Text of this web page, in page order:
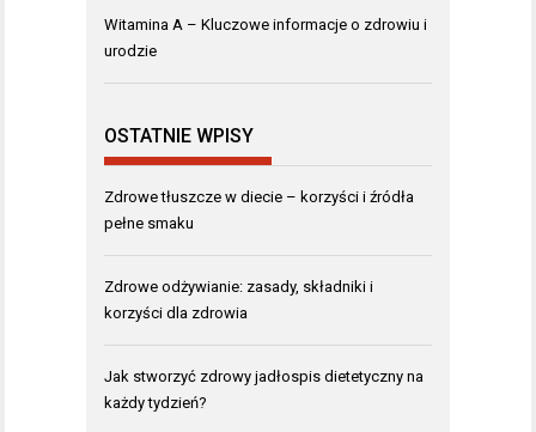
Witamina A – Kluczowe informacje o zdrowiu i
urodzie
OSTATNIE WPISY
Zdrowe tłuszcze w diecie – korzyści i źródła
pełne smaku
Zdrowe odżywianie: zasady, składniki i
korzyści dla zdrowia
Jak stworzyć zdrowy jadłospis dietetyczny na
każdy tydzień?